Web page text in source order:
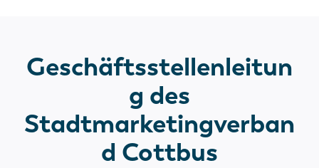
Geschäftsstellenleitun
g des
Stadtmarketingverban
d Cottbus